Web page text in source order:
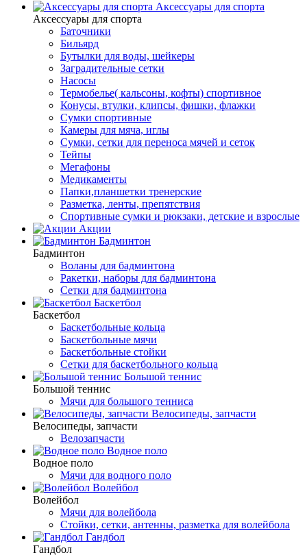
Аксессуары для спорта
Аксессуары для спорта
Баточники
Бильярд
Бутылки для воды, шейкеры
Заградительные сетки
Насосы
Термобелье( кальсоны, кофты) спортивное
Конусы, втулки, клипсы, фишки, флажки
Сумки спортивные
Камеры для мяча, иглы
Сумки, сетки для переноса мячей и сеток
Тейпы
Мегафоны
Медикаменты
Папки,планшетки тренерские
Разметка, ленты, препятствия
Спортивные сумки и рюкзаки, детские и взрослые
Акции
Бадминтон
Бадминтон
Воланы для бадминтона
Ракетки, наборы для бадминтона
Сетки для бадминтона
Баскетбол
Баскетбол
Баскетбольные кольца
Баскетбольные мячи
Баскетбольные стойки
Сетки для баскетбольного кольца
Большой теннис
Большой теннис
Мячи для большого тенниса
Велосипеды, запчасти
Велосипеды, запчасти
Велозапчасти
Водное поло
Водное поло
Мячи для водного поло
Волейбол
Волейбол
Мячи для волейбола
Стойки, сетки, антенны, разметка для волейбола
Гандбол
Гандбол